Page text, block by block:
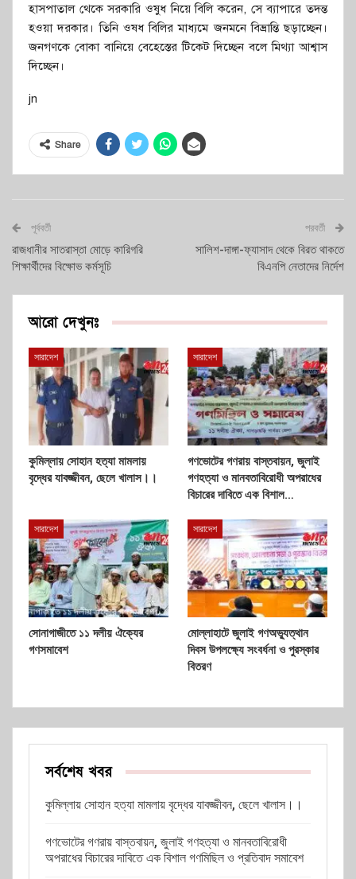
হাসপাতাল থেকে সরকারি ওষুধ নিয়ে বিলি করেন, সে ব্যাপারে তদন্ত
হওয়া দরকার। তিনি ওষধ বিলির মাধ্যমে জনমনে বিভ্রান্তি ছড়াচ্ছেন।
জনগণকে বোকা বানিয়ে বেহেস্তের টিকেট দিচ্ছেন বলে মিথ্যা আশ্বাস
দিচ্ছেন।
jn
Share
পূর্ববর্তী
রাজধানীর সাতরাস্তা মোড়ে কারিগরি
শিক্ষার্থীদের বিক্ষোভ কর্মসূচি
পরবর্তী
সালিশ-দাঙ্গা-ফ্যাসাদ থেকে বিরত থাকতে
বিএনপি নেতাদের নির্দেশ
আরো দেখুনঃ
সারাদেশ
কুমিল্লায় সোহান হত্যা মামলায়
বৃদ্ধের যাবজ্জীবন, ছেলে খালাস।।
সারাদেশ
গণভোটের গণরায় বাস্তবায়ন, জুলাই
গণহত্যা ও মানবতাবিরোধী অপরাধের
বিচারের দাবিতে এক বিশাল…
সারাদেশ
সোনাগাজীতে ১১ দলীয় ঐক্যের
গণসমাবেশ
সারাদেশ
মোল্লাহাটে জুলাই গণঅভ্যুত্থান
দিবস উপলক্ষ্যে সংবর্ধনা ও পুরস্কার
বিতরণ
সর্বশেষ খবর
কুমিল্লায় সোহান হত্যা মামলায় বৃদ্ধের যাবজ্জীবন, ছেলে খালাস।।
গণভোটের গণরায় বাস্তবায়ন, জুলাই গণহত্যা ও মানবতাবিরোধী
অপরাধের বিচারের দাবিতে এক বিশাল গণমিছিল ও প্রতিবাদ সমাবেশ